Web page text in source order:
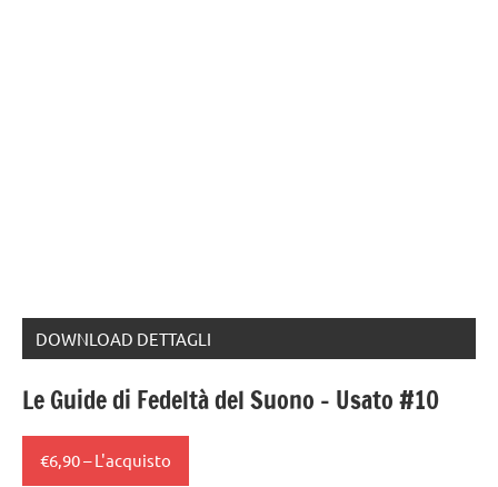
DOWNLOAD DETTAGLI
Le Guide di Fedeltà del Suono – Usato #10
€6,90 – L'acquisto